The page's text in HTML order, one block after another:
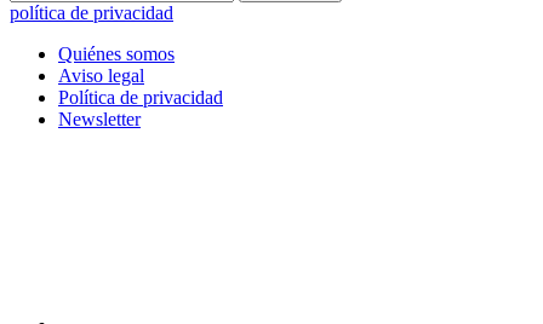
política de privacidad
Quiénes somos
Aviso legal
Política de privacidad
Newsletter